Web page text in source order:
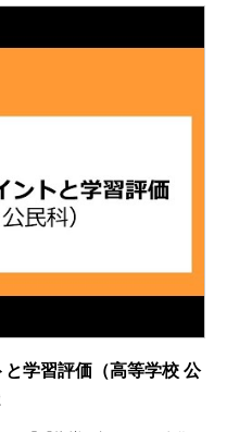
学習評価（高等学校 公